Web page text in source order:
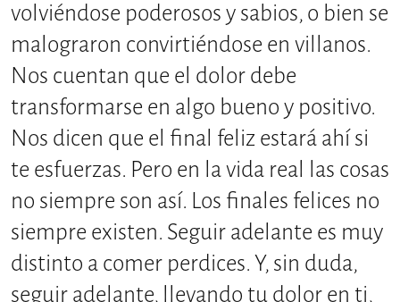
volviéndose poderosos y sabios, o bien se
malograron convirtiéndose en villanos.
Nos cuentan que el dolor debe
transformarse en algo bueno y positivo.
Nos dicen que el final feliz estará ahí si
te esfuerzas. Pero en la vida real las cosas
no siempre son así. Los finales felices no
siempre existen. Seguir adelante es muy
distinto a comer perdices. Y, sin duda,
seguir adelante, llevando tu dolor en ti,